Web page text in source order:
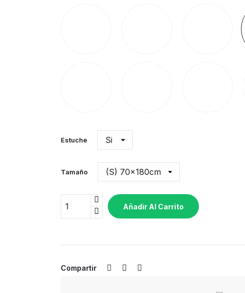
Estuche
Tamaño
Añadir Al Carrito
Compartir